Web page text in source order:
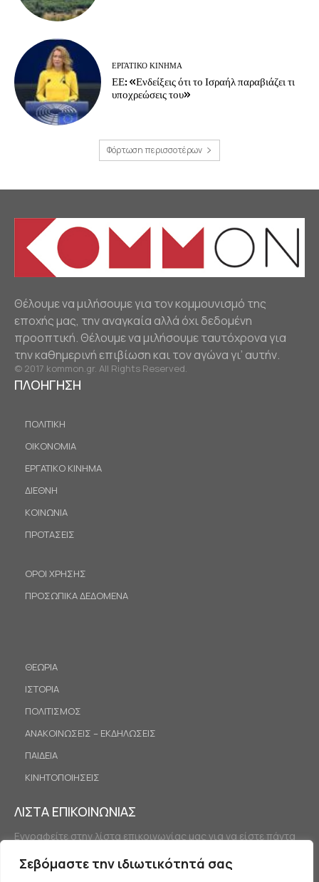
Σεβόμαστε την ιδιωτικότητά σας
ΕΡΓΑΤΙΚΟ ΚΙΝΗΜΑ
ΕΕ: «Ενδείξεις ότι το Ισραήλ παραβιάζει τι
υποχρεώσεις του»
Φόρτωση περισσοτέρων
Θέλουμε να μιλήσουμε για τον κομμουνισμό της
εποχής μας, την αναγκαία αλλά όχι δεδομένη
προοπτική. Θέλουμε να μιλήσουμε ταυτόχρονα για
την καθημερινή επιβίωση και τον αγώνα γι’ αυτήν.
© 2017 kommon.gr. All Rights Reserved.
ΠΛΟΗΓΗΣΗ
ΠΟΛΙΤΙΚΗ
ΟΙΚΟΝΟΜΙΑ
ΕΡΓΑΤΙΚΟ ΚΙΝΗΜΑ
ΔΙΕΘΝΗ
ΚΟΙΝΩΝΙΑ
ΠΡΟΤΑΣΕΙΣ
ΟΡΟΙ ΧΡΗΣΗΣ
ΠΡΟΣΩΠΙΚΑ ΔΕΔΟΜΕΝΑ
ΘΕΩΡΙΑ
ΙΣΤΟΡΙΑ
ΠΟΛΙΤΙΣΜΟΣ
ΑΝΑΚΟΙΝΩΣΕΙΣ – ΕΚΔΗΛΩΣΕΙΣ
ΠΑΙΔΕΙΑ
ΚΙΝΗΤΟΠΟΙΗΣΕΙΣ
ΛΙΣΤΑ ΕΠΙΚΟΙΝΩΝΙΑΣ
Εγγραφείτε στην λίστα επικοινωνίας μας για να είστε πάντα